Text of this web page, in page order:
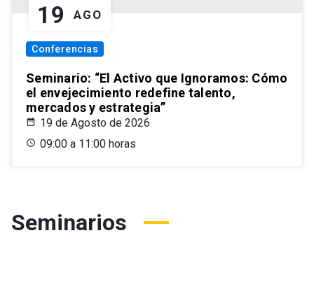
19 AGO
Conferencias
Seminario: “El Activo que Ignoramos: Cómo
el envejecimiento redefine talento,
mercados y estrategia”
19 de Agosto de 2026
09:00 a 11:00 horas
Seminarios